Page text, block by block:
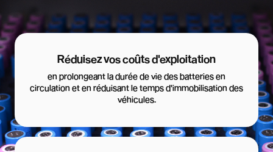
Réduisez vos coûts d'exploitation
en prolongeant la durée de vie des batteries en
circulation et en réduisant le temps d'immobilisation des
véhicules.